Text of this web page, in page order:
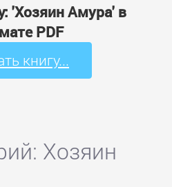
'Хозяин Амура' в
PDF
книгу...
Хозяин